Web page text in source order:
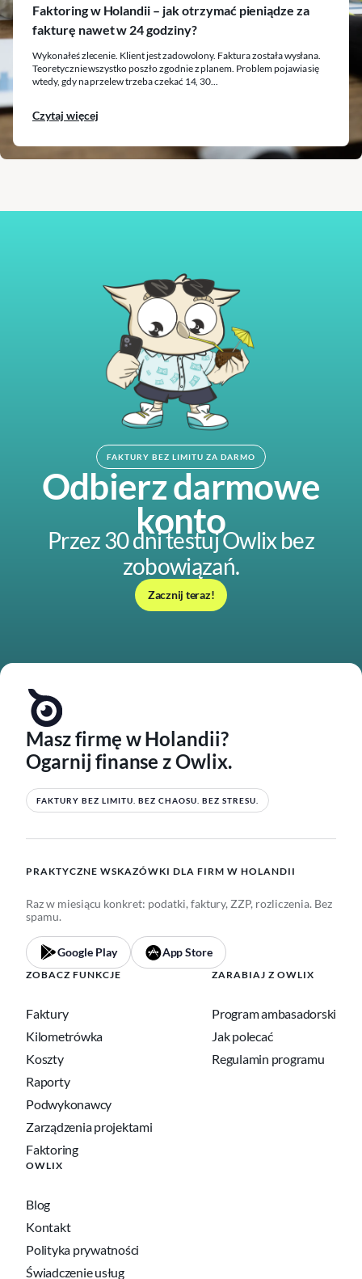
Faktoring w Holandii – jak otrzymać pieniądze za
fakturę nawet w 24 godziny?
Wykonałeś zlecenie. Klient jest zadowolony. Faktura została wysłana.
Teoretycznie wszystko poszło zgodnie z planem. Problem pojawia się
wtedy, gdy na przelew trzeba czekać 14, 30...
Czytaj więcej
FAKTURY BEZ LIMITU ZA DARMO
Odbierz darmowe
konto
Przez 30 dni testuj Owlix bez
zobowiązań.
Zacznij teraz!
Masz firmę w Holandii?
Ogarnij finanse z Owlix.
FAKTURY BEZ LIMITU. BEZ CHAOSU. BEZ STRESU.
PRAKTYCZNE WSKAZÓWKI DLA FIRM W HOLANDII
Raz w miesiącu konkret: podatki, faktury, ZZP, rozliczenia. Bez
spamu.
Google Play App Store
ZOBACZ FUNKCJE
Faktury
Kilometrówka
Koszty
Raporty
Podwykonawcy
Zarządzenia projektami
Faktoring
ZARABIAJ Z OWLIX
Program ambasadorski
Jak polecać
Regulamin programu
OWLIX
Blog
Kontakt
Polityka prywatności
Świadczenie usług